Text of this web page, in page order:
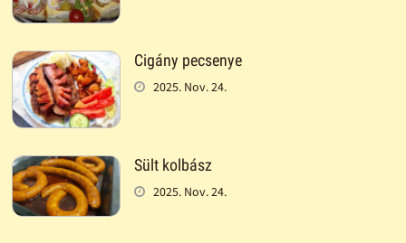
Cigány pecsenye
2025. Nov. 24.
Sült kolbász
2025. Nov. 24.